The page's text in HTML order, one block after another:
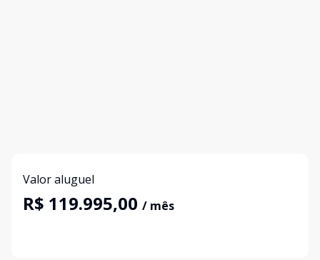
Valor aluguel
R$ 119.995,00 / mês